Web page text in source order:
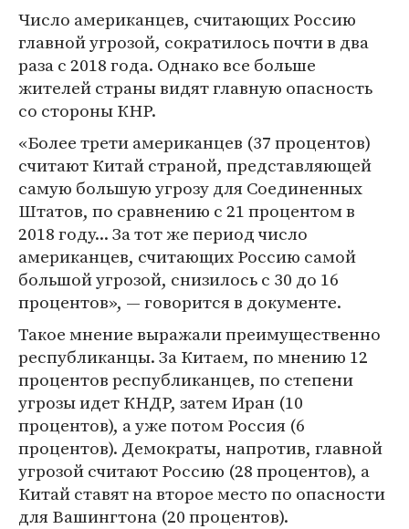
Число американцев, считающих Россию
главной угрозой, сократилось почти в два
раза с 2018 года. Однако все больше
жителей страны видят главную опасность
со стороны КНР.
«Более трети американцев (37 процентов)
считают Китай страной, представляющей
самую большую угрозу для Соединенных
Штатов, по сравнению с 21 процентом в
2018 году... За тот же период число
американцев, считающих Россию самой
большой угрозой, снизилось с 30 до 16
процентов», — говорится в документе.
Такое мнение выражали преимущественно
республиканцы. За Китаем, по мнению 12
процентов республиканцев, по степени
угрозы идет КНДР, затем Иран (10
процентов), а уже потом Россия (6
процентов). Демократы, напротив, главной
угрозой считают Россию (28 процентов), а
Китай ставят на второе место по опасности
для Вашингтона (20 процентов).